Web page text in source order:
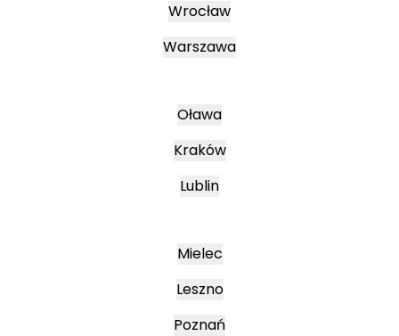
Wrocław
Warszawa
Oława
Kraków
Lublin
Mielec
Leszno
Poznań